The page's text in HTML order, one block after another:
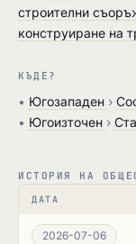
строителни
конструиране на
КЪДЕ?
• Югозападен ›
• Югоизточен ›
ИСТОРИЯ НА
ДАТА
2026-07-06